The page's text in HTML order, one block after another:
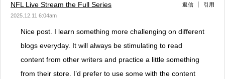
NFL Live Stream the Full Series
2025.12.11 6:04am
返信 引用
Nice post. I learn something more challenging on different
blogs everyday. It will always be stimulating to read
content from other writers and practice a little something
from their store. I’d prefer to use some with the content